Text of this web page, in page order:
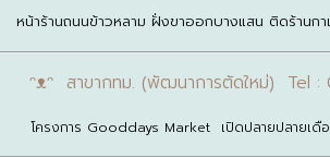
หน้าร้านถนนข้าวหลาม ฝั่งขาออกบางแสน ติดร้าน
ᵔᴥᵔ สาขากทม. (พัฒนาการตัดใหม่) Tel
โครงการ Gooddays Market เปิดปลายปลายเดื